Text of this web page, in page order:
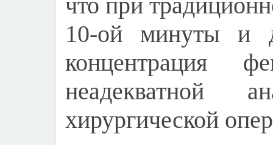
10-ой минуты и
концентрация
неадекватной
хирургической